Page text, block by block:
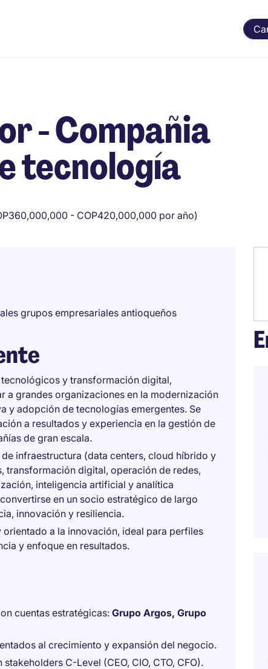
- Compañia
tecnología
- COP420,000,000 por año)
grupos empresariales antioqueños
y transformación digital,
a grandes organizaciones en la modernización
y adopción de tecnologías emergentes. Se
a resultados y experiencia en la gestión de
de gran escala.
infraestructura (data centers, cloud híbrido y
transformación digital, operación de redes,
inteligencia artificial y analítica
en un socio estratégico de largo
innovación y resiliencia.
a la innovación, ideal para perfiles
y enfoque en resultados.
cuentas estratégicas: Grupo Argos, Grupo
al crecimiento y expansión del negocio.
C-Level (CEO, CIO, CTO, CFO).